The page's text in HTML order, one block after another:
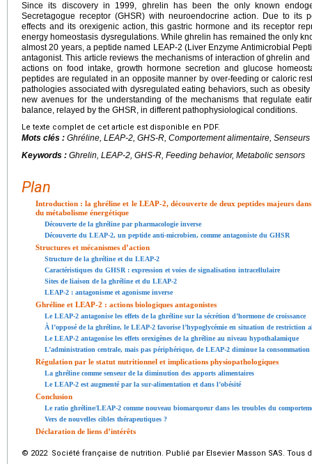
Since its discovery in 1999, ghrelin has been the only known
Secretagogue receptor (GHSR) with neuroendocrine action. Due to its
effects and its orexigenic action, this gastric hormone and its receptor
energy homeostasis dysregulations. While ghrelin has remained the only
almost 20 years, a peptide named LEAP-2 (Liver Enzyme Antimicrobial
antagonist. This article reviews the mechanisms of interaction of ghrelin
actions on food intake, growth hormone secretion and glucose
peptides are regulated in an opposite manner by over-feeding or caloric
pathologies associated with dysregulated eating behaviors, such as
new avenues for the understanding of the mechanisms that regulate
balance, relayed by the GHSR, in different pathophysiological conditions.
Le texte complet de cet article est disponible en PDF.
Mots clés : Ghréline, LEAP-2, GHS-R, Comportement alimentaire,
Keywords : Ghrelin, LEAP-2, GHS-R, Feeding behavior, Metabolic sensors
Plan
Introduction : la ghréline et le LEAP-2, découverte de deux peptides majeurs
du métabolisme énergétique
Découverte de la ghréline par pharmacologie inverse
Découverte du LEAP-2, un peptide anti-microbien, comme antagoniste du GHSR
Structures et mécanismes d’action
Structure de la ghréline et du LEAP-2
Caractéristiques du GHSR : expression et voies de signalisation intracellulaire
Sites de liaison de la ghréline et du LEAP-2
LEAP-2 : antagonisme et agonisme inverse
Ghréline et LEAP-2 : actions biologiques antagonistes
Le LEAP-2 antagonise les effets de la ghréline sur la sécrétion d’hormone de croissance
À l’opposé de la ghréline, le LEAP-2 favorise l’hypoglycémie en situation de restriction
Le LEAP-2 antagonise les effets orexigènes de la ghréline au niveau hypothalamique
L’administration centrale, mais pas périphérique, de LEAP-2 diminue la
Régulation par le statut nutritionnel et implications physiopathologiques
La ghréline comme senseur de la diminution des apports alimentaires
Le LEAP-2 est augmenté par la sur-alimentation et dans l’obésité
Conclusion
Le ratio ghréline/LEAP-2 comme nouveau biomarqueur dans les troubles du
Vers de nouvelles cibles thérapeutiques ?
Déclaration de liens d’intérêts
© 2022 Société française de nutrition. Publié par Elsevier Masson SAS. Tous